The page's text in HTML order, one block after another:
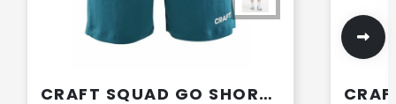
CRAFT SQUAD GO SHORT SOLID M